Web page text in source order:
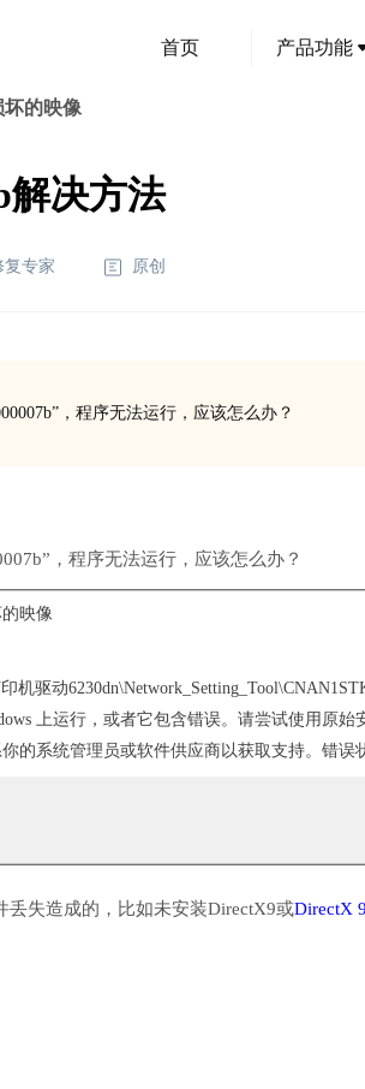
首页 产品功能
坏的映像
解决方法
复专家 原创
，程序无法运行，应该怎么办？
，程序无法运行，应该怎么办？
的映像
机驱动
上运行，或者它包含错误。请尝试使用原始
的系统管理员或软件供应商以获取支持。错误状
失造成的，比如未安装DirectX9或DirectX 9